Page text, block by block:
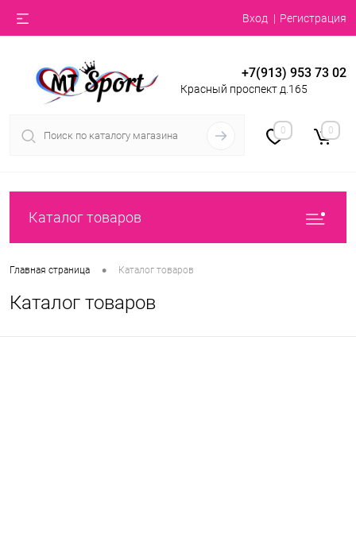
Вход Регистрация
+7(913) 953 73 02
Красный проспект д.165
0 0
Каталог товаров
Главная страница • Каталог товаров
Каталог товаров